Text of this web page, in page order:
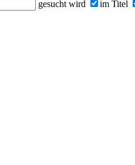
gesucht wird im Titel